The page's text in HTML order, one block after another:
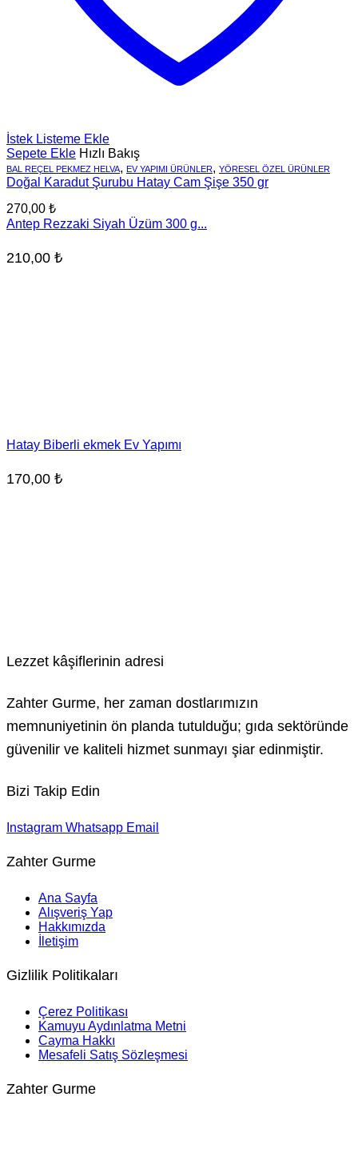
İstek Listeme Ekle
Sepete Ekle Hızlı Bakış
BAL REÇEL PEKMEZ HELVA, EV YAPIMI ÜRÜNLER, YÖRESEL ÖZEL ÜRÜNLER
Doğal Karadut Şurubu Hatay Cam Şişe 350 gr
270,00 ₺
Antep Rezzaki Siyah Üzüm 300 g...
210,00 ₺
Hatay Biberli ekmek Ev Yapımı
170,00 ₺
Lezzet kâşiflerinin adresi
Zahter Gurme, her zaman dostlarımızın
memnuniyetinin ön planda tutulduğu; gıda sektöründe
güvenilir ve kaliteli hizmet sunmayı şiar edinmiştir.
Bizi Takip Edin
Instagram Whatsapp Email
Zahter Gurme
Ana Sayfa
Alışveriş Yap
Hakkımızda
İletişim
Gizlilik Politikaları
Çerez Politikası
Kamuyu Aydınlatma Metni
Cayma Hakkı
Mesafeli Satış Sözleşmesi
Zahter Gurme